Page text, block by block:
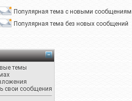
Популярная тема с новыми
Популярная тема без новых сообщений
темы
свои сообщения